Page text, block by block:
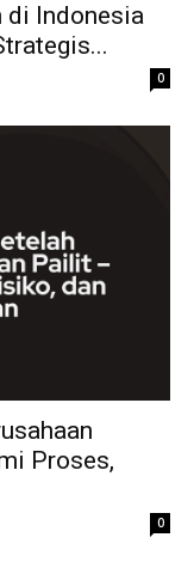
di Indonesia
0
Proses,
0